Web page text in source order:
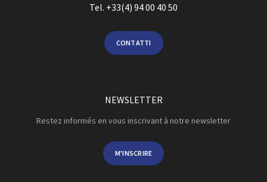
Tel. +33(4) 94 00 40 50
CONTATTI
NEWSLETTER
Restez informés en vous inscrivant à notre newsletter
M'INSCRIRE